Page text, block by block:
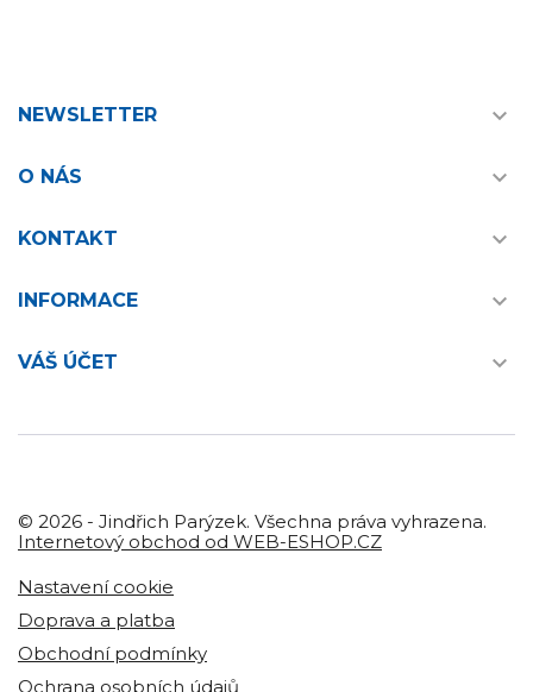
NEWSLETTER 
O NÁS 
KONTAKT 
INFORMACE 
VÁŠ ÚČET 
© 2026 - Jindřich Parýzek. Všechna práva vyhrazena.
Internetový obchod od WEB-ESHOP.CZ
Nastavení cookie
Doprava a platba
Obchodní podmínky
Ochrana osobních údajů